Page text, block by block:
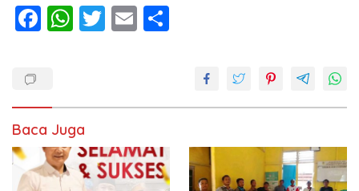
F
o
o
k
W
A
p
p
T E
Baca Juga